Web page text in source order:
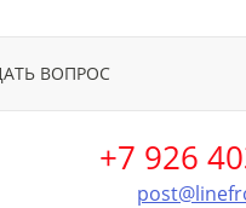
ВОПРОС
+7 926